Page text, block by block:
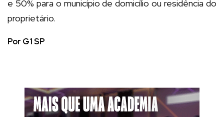
e 50% para o município de domicílio ou residência do
proprietário.
Por G1 SP